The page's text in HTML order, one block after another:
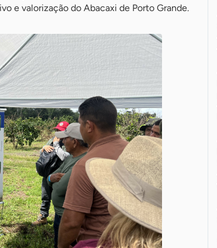
e valorização do Abacaxi de Porto Grande.